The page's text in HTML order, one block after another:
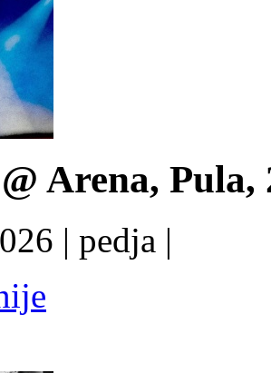
Arena, Pula,
| pedja |